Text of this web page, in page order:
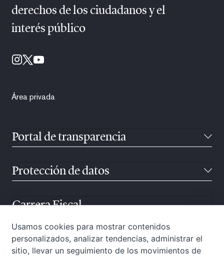
derechos de los ciudadanos y el
interés público
Área privada
Portal de transparencia
Protección de datos
Carrera Fiscal
Atención ciudadana
Usamos cookies para mostrar contenidos
personalizados, analizar tendencias, administrar el
sitio, llevar un seguimiento de los movimientos de